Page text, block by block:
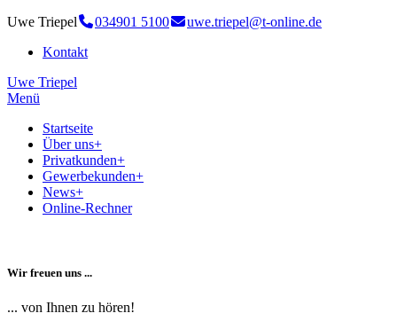
Uwe Triepel 034901 5100
uwe.triepel@t-online.de
Kontakt
Uwe Triepel
Menü
Startseite
Über uns+
Privatkunden+
Gewerbekunden+
News+
Online-Rechner
Wir freuen uns ...
... von Ihnen zu hören!